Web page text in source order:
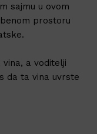
sajmu u ovom
prostoru
vina, a voditelji
da ta vina uvrste